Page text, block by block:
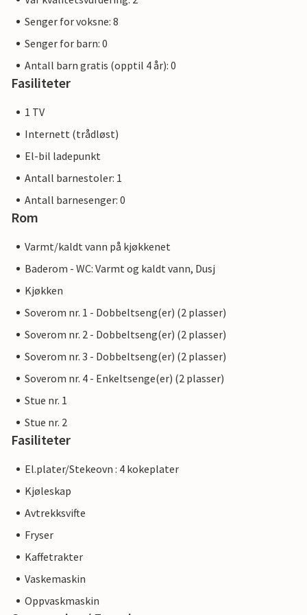
Senger for voksne: 8
Senger for barn: 0
Antall barn gratis (opptil 4 år): 0
Fasiliteter
1 TV
Internett (trådløst)
El-bil ladepunkt
Antall barnestoler: 1
Antall barnesenger: 0
Rom
Varmt/kaldt vann på kjøkkenet
Baderom - WC: Varmt og kaldt vann, Dusj
Kjøkken
Soverom nr. 1 - Dobbeltseng(er) (2 plasser)
Soverom nr. 2 - Dobbeltseng(er) (2 plasser)
Soverom nr. 3 - Dobbeltseng(er) (2 plasser)
Soverom nr. 4 - Enkeltsenge(er) (2 plasser)
Stue nr. 1
Stue nr. 2
Fasiliteter
El.plater/Stekeovn : 4 kokeplater
Kjøleskap
Avtrekksvifte
Fryser
Kaffetrakter
Vaskemaskin
Oppvaskmaskin